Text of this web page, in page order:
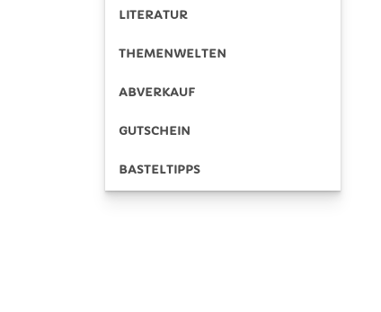
LITERATUR
THEMENWELTEN
ABVERKAUF
GUTSCHEIN
BASTELTIPPS